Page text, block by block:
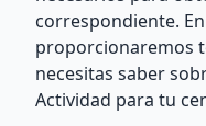
correspondiente.
proporcionaremos
necesitas saber
Actividad para tu